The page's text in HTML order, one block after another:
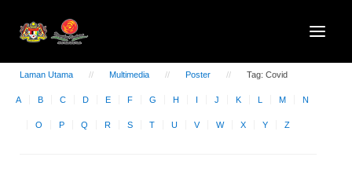
Laman Utama Multimedia Poster Tag: Covid
A B C D E F G H I J K L M N
O P Q R S T U V W X Y Z